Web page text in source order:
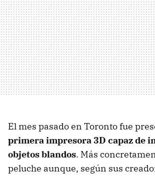
El mes pasado en Toronto fue
primera impresora 3D capaz de
objetos blandos. Más
peluche aunque, según sus